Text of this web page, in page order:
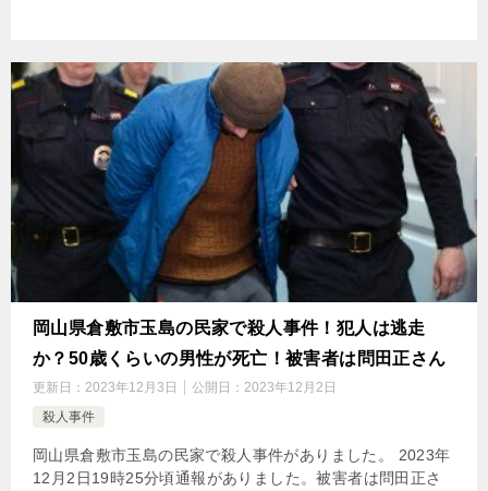
岡山県倉敷市玉島の民家で殺人事件！犯人は逃走
か？50歳くらいの男性が死亡！被害者は問田正さん
更新日： 2023年12月3日 公開日： 2023年12月2日
殺人事件
岡山県倉敷市玉島の民家で殺人事件がありました。 2023年
12月2日19時25分頃通報がありました。被害者は問田正さ